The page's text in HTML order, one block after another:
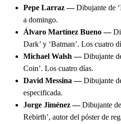
Pepe Larraz —Dibujante de
a domingo.
Álvaro Martínez Bueno —
Dark’ y ‘Batman’. Los cuatro
Michael Walsh —Dibujante
Coin’. Los cuatro días.
David Messina —Dibujante
especificada.
Jorge Jiménez —Dibujante de
Rebirth’, autor del póster de